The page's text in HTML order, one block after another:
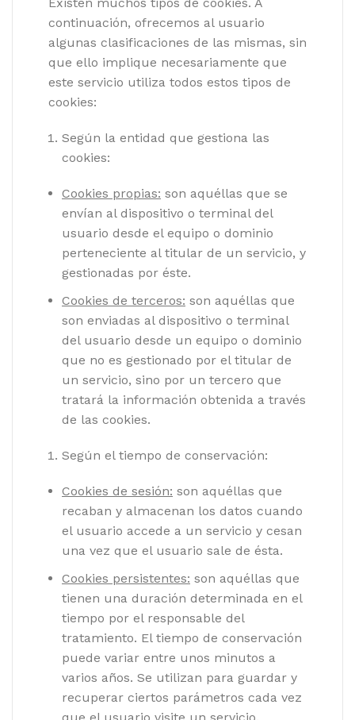
Existen muchos tipos de cookies. A
continuación, ofrecemos al usuario
algunas clasificaciones de las mismas, sin
que ello implique necesariamente que
este servicio utiliza todos estos tipos de
cookies:
Según la entidad que gestiona las
cookies:
Cookies propias: son aquéllas que se
envían al dispositivo o terminal del
usuario desde el equipo o dominio
perteneciente al titular de un servicio, y
gestionadas por éste.
Cookies de terceros: son aquéllas que
son enviadas al dispositivo o terminal
del usuario desde un equipo o dominio
que no es gestionado por el titular de
un servicio, sino por un tercero que
tratará la información obtenida a través
de las cookies.
Según el tiempo de conservación:
Cookies de sesión: son aquéllas que
recaban y almacenan los datos cuando
el usuario accede a un servicio y cesan
una vez que el usuario sale de ésta.
Cookies persistentes: son aquéllas que
tienen una duración determinada en el
tiempo por el responsable del
tratamiento. El tiempo de conservación
puede variar entre unos minutos a
varios años. Se utilizan para guardar y
recuperar ciertos parámetros cada vez